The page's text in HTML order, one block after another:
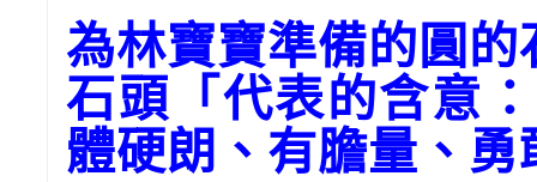
為林寶寶準備的圓的
石頭「代表的含意
體硬朗、有膽量、勇